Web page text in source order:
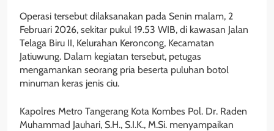
Operasi tersebut dilaksanakan pada Senin malam, 2
Februari 2026, sekitar pukul 19.53 WIB, di kawasan Jalan
Telaga Biru II, Kelurahan Keroncong, Kecamatan
Jatiuwung. Dalam kegiatan tersebut, petugas
mengamankan seorang pria beserta puluhan botol
minuman keras jenis ciu.
Kapolres Metro Tangerang Kota Kombes Pol. Dr. Raden
Muhammad Jauhari, S.H., S.I.K., M.Si. menyampaikan